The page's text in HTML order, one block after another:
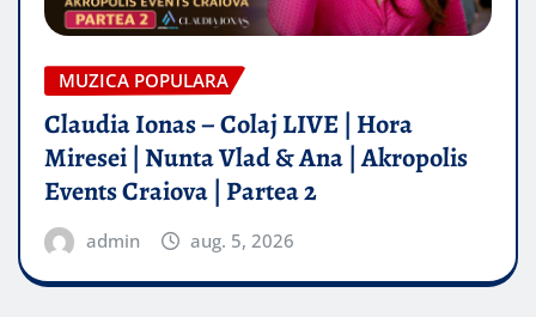
MUZICA POPULARA
Claudia Ionas – Colaj LIVE | Hora
Miresei | Nunta Vlad & Ana | Akropolis
Events Craiova | Partea 2
admin aug. 5, 2026